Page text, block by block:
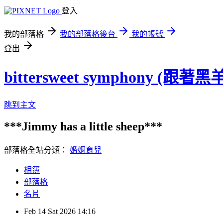
登入
我的部落格 我的部落格後台
我的帳號
登出
bittersweet symphony (跟著黑
跳到主文
***Jimmy has a little sheep***
部落格全站分類： 婚姻育兒
相簿
部落格
名片
Feb 14 Sat 2026 14:16